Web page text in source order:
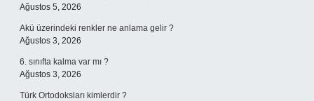
Ağustos 5, 2026
Akü üzerindeki renkler ne anlama gelir ?
Ağustos 3, 2026
6. sınıfta kalma var mı ?
Ağustos 3, 2026
Türk Ortodoksları kimlerdir ?